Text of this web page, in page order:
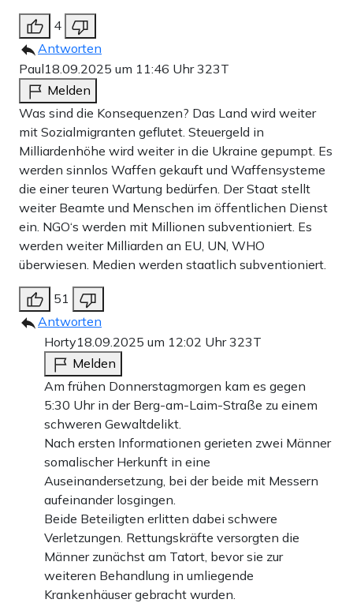
4
Antworten
Paul18.09.2025 um 11:46 Uhr323T
Melden
Was sind die Konsequenzen? Das Land wird weiter
mit Sozialmigranten geflutet. Steuergeld in
Milliardenhöhe wird weiter in die Ukraine gepumpt. Es
werden sinnlos Waffen gekauft und Waffensysteme
die einer teuren Wartung bedürfen. Der Staat stellt
weiter Beamte und Menschen im öffentlichen Dienst
ein. NGO‘s werden mit Millionen subventioniert. Es
werden weiter Milliarden an EU, UN, WHO
überwiesen. Medien werden staatlich subventioniert.
51
Antworten
Horty18.09.2025 um 12:02 Uhr323T
Melden
Am frühen Donnerstagmorgen kam es gegen
5:30 Uhr in der Berg-am-Laim-Straße zu einem
schweren Gewaltdelikt.
Nach ersten Informationen gerieten zwei Männer
somalischer Herkunft in eine
Auseinandersetzung, bei der beide mit Messern
aufeinander losgingen.
Beide Beteiligten erlitten dabei schwere
Verletzungen. Rettungskräfte versorgten die
Männer zunächst am Tatort, bevor sie zur
weiteren Behandlung in umliegende
Krankenhäuser gebracht wurden.